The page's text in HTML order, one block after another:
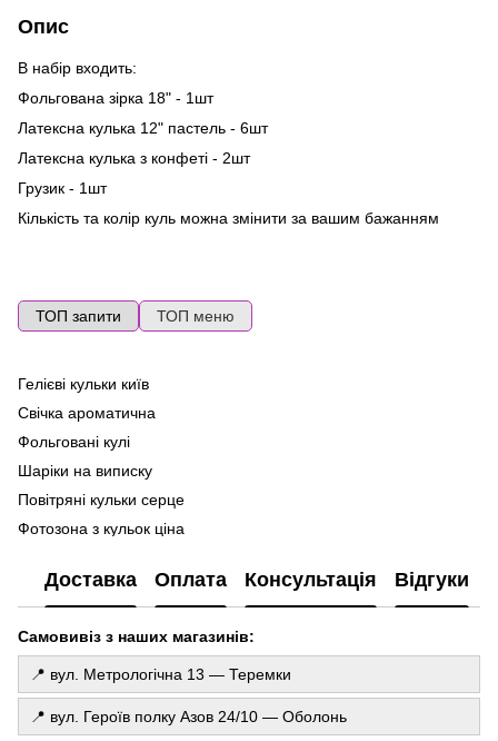
Опис
В набір входить:
Фольгована зірка 18" - 1шт
Латексна кулька 12" пастель - 6шт
Латексна кулька з конфеті - 2шт
Грузик - 1шт
Кількість та колір куль можна змінити за вашим бажанням
ТОП запити ТОП меню
Гелієві кульки київ
Свічка ароматична
Фольговані кулі
Шаріки на виписку
Повітряні кульки серце
Фотозона з кульок ціна
Ковпачки на день народження купити
Кульки на день народження
Хлопавка купити
Набір ароматичних свічок
Набір повітряних кульок
Доставка Оплата Консультація Відгуки
Самовивіз з наших магазинів:
📍 вул. Метрологічна 13 — Теремки
📍 вул. Героїв полку Азов 24/10 — Оболонь